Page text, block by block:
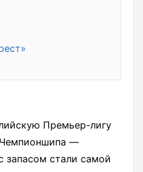
Премьер-лигу
Чемпионшипа —
запасом стали самой